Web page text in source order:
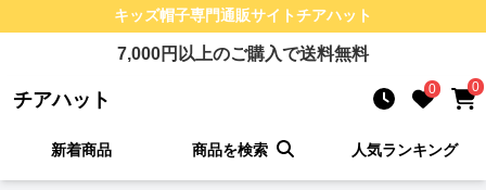
キッズ帽子専門通販サイトチアハット
7,000円以上のご購入で送料無料
チアハット 0 0
新着商品 商品を検索 人気ランキング